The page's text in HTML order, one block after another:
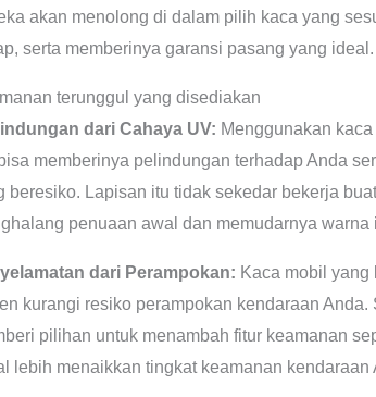
akan menolong di dalam pilih kaca yang
serta memberinya garansi pasang yang ideal.
terunggul yang disediakan
dari Cahaya UV: Menggunakan
memberinya pelindungan terhadap Anda
beresiko. Lapisan itu tidak sekedar bekerja
penuaan awal dan memudarnya warna
dari Perampokan: Kaca mobil
kurangi resiko perampokan kendaraan
pilihan untuk menambah fitur keamanan
lebih menaikkan tingkat keamanan kendaraan